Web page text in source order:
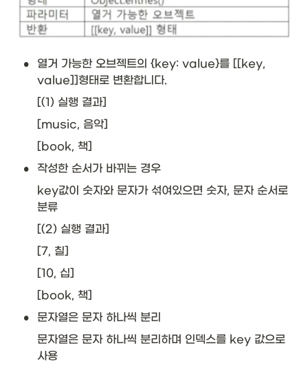
•
열거 가능한 오브젝트의 {key: value}를 [[key,
value]]형태로 변환합니다.
[(1) 실행 결과]
[music, 음악]
[book, 책]
•
작성한 순서가 바뀌는 경우
key값이 숫자와 문자가 섞여있으면 숫자, 문자 순서로
분류
[(2) 실행 결과]
[7, 칠]
[10, 십]
[book, 책]
•
문자열은 문자 하나씩 분리
문자열은 문자 하나씩 분리하며 인덱스를 key 값으로
사용